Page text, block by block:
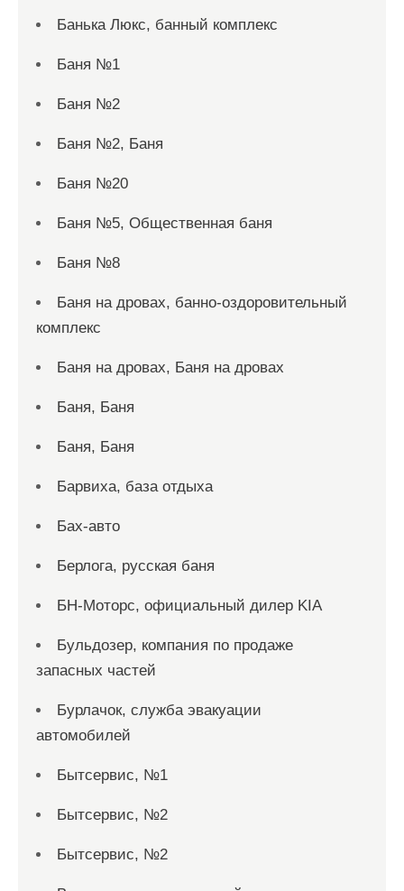
Банька Люкс, банный комплекс
Баня №1
Баня №2
Баня №2, Баня
Баня №20
Баня №5, Общественная баня
Баня №8
Баня на дровах, банно-оздоровительный
комплекс
Баня на дровах, Баня на дровах
Баня, Баня
Баня, Баня
Барвиха, база отдыха
Бах-авто
Берлога, русская баня
БН-Моторс, официальный дилер KIA
Бульдозер, компания по продаже
запасных частей
Бурлачок, служба эвакуации
автомобилей
Бытсервис, №1
Бытсервис, №2
Бытсервис, №2